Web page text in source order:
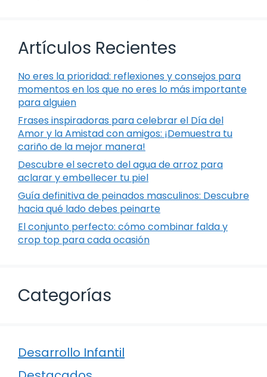
Artículos Recientes
No eres la prioridad: reflexiones y consejos para
momentos en los que no eres lo más importante
para alguien
Frases inspiradoras para celebrar el Día del
Amor y la Amistad con amigos: ¡Demuestra tu
cariño de la mejor manera!
Descubre el secreto del agua de arroz para
aclarar y embellecer tu piel
Guía definitiva de peinados masculinos: Descubre
hacia qué lado debes peinarte
El conjunto perfecto: cómo combinar falda y
crop top para cada ocasión
Categorías
Desarrollo Infantil